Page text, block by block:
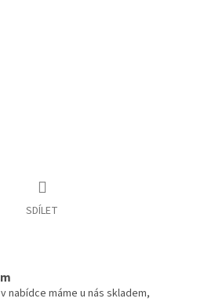
SDÍLET
nabídce máme u nás skladem,